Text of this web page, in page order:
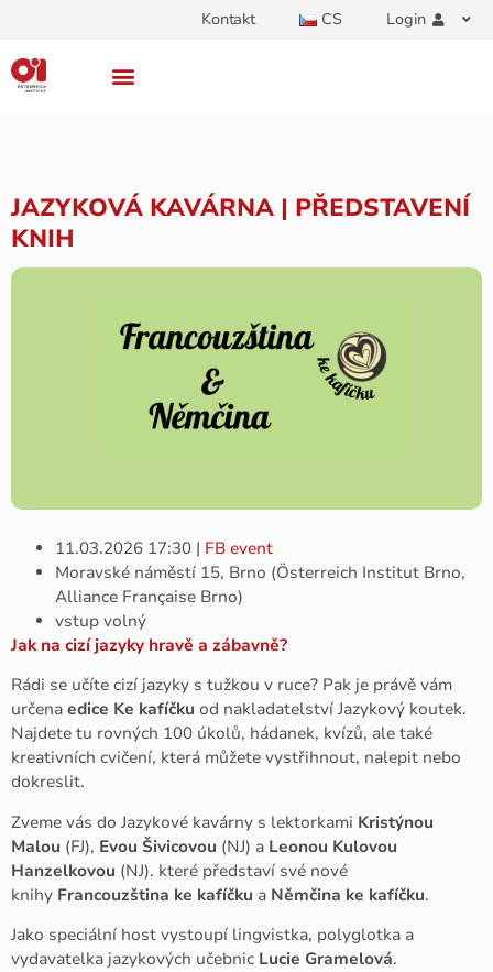
Kontakt CS Login
JAZYKOVÁ KAVÁRNA | PŘEDSTAVENÍ
KNIH
11.03.2026 17:30 | FB event
Moravské náměstí 15, Brno (Österreich Institut Brno,
Alliance Française Brno)
vstup volný
Jak na cizí jazyky hravě a zábavně?
Rádi se učíte cizí jazyky s tužkou v ruce? Pak je právě vám
určena edice Ke kafíčku od nakladatelství Jazykový koutek.
Najdete tu rovných 100 úkolů, hádanek, kvízů, ale také
kreativních cvičení, která můžete vystřihnout, nalepit nebo
dokreslit.
Zveme vás do Jazykové kavárny s lektorkami Kristýnou
Malou (FJ), Evou Šivicovou (NJ) a Leonou Kulovou
Hanzelkovou (NJ). které představí své nové
knihy Francouzština ke kafíčku a Němčina ke kafíčku.
Jako speciální host vystoupí lingvistka, polyglotka a
vydavatelka jazykových učebnic Lucie Gramelová.